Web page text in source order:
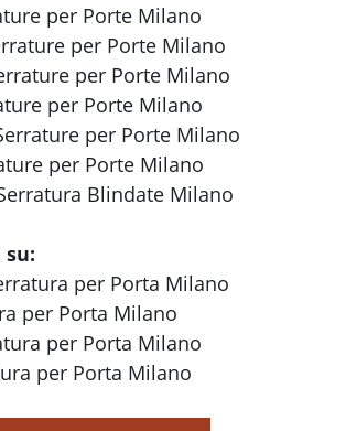
per Porte Milano
per Porte Milano
per Porte Milano
per Porte Milano
per Porte Milano
per Porte Milano
Blindate Milano
su:
per Porta Milano
per Porta Milano
per Porta Milano
per Porta Milano